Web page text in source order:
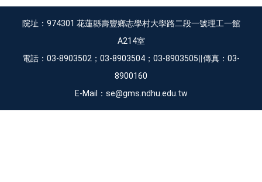
院址：974301 花蓮縣壽豐鄉志學村大學路二段一號理工一館
A214室
電話：03-8903502；03-8903504；03-8903505∥傳真：03-
8900160
E-Mail：se@gms.ndhu.edu.tw